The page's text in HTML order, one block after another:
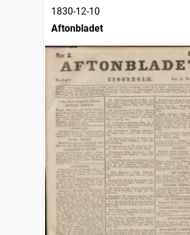
1830-12-10
Aftonbladet